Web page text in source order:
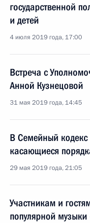
государственной
и детей
4 июля 2019 года, 17:00
Встреча с
Анной Кузнецовой
31 мая 2019 года, 14:45
В Семейный
касающиеся
29 мая 2019 года, 21:05
Участникам и
популярной